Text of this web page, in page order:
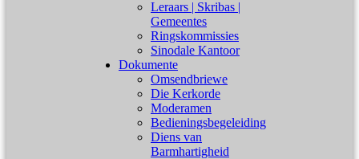
Leraars | Skribas |
Gemeentes
Ringskommissies
Sinodale Kantoor
Dokumente
Omsendbriewe
Die Kerkorde
Moderamen
Bedieningsbegeleiding
Diens van
Barmhartigheid